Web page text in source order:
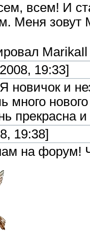
всем! И
Меня
MarikaIl
19:33]
и
много
прекрасна
19:38]
на форум!